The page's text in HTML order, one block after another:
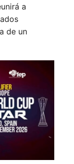
a
de un